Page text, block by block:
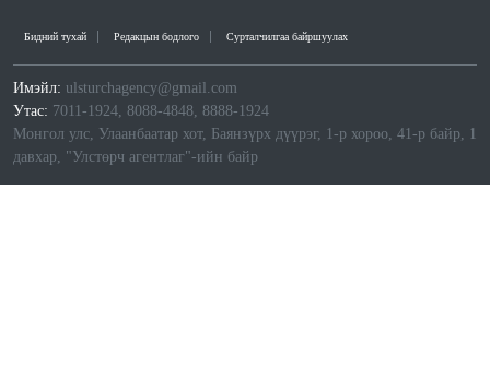
Бидний тухай Редакцын бодлого Сурталчилгаа байршуулах
Имэйл: ulsturchagency@gmail.com
Утас: 7011-1924, 8088-4848, 8888-1924
Монгол улс, Улаанбаатар хот, Баянзүрх дүүрэг, 1-р хороо, 41-р байр, 1
давхар, "Улстөрч агентлаг"-ийн байр